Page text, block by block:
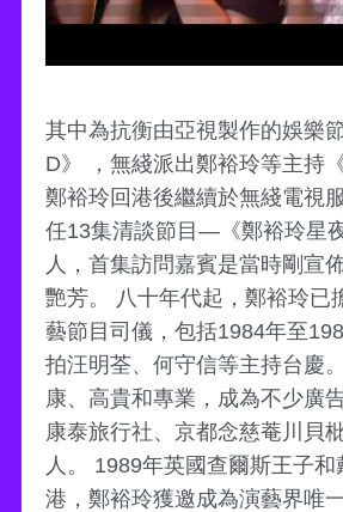
其中為抗衡由亞視製作的娛樂
D》 ，無綫派出鄭裕玲等主持
鄭裕玲回港後繼續於無綫電視
任13集清談節目—《鄭裕玲星
人，首集訪問嘉賓是當時剛宣
艷芳。 八十年代起，鄭裕玲已
藝節目司儀，包括1984年至
拍汪明荃、何守信等主持台慶
康、高貴和專業，成為不少廣
康泰旅行社、京都念慈菴川貝
人。 1989年英國查爾斯王子
港，鄭裕玲獲邀成為演藝界唯